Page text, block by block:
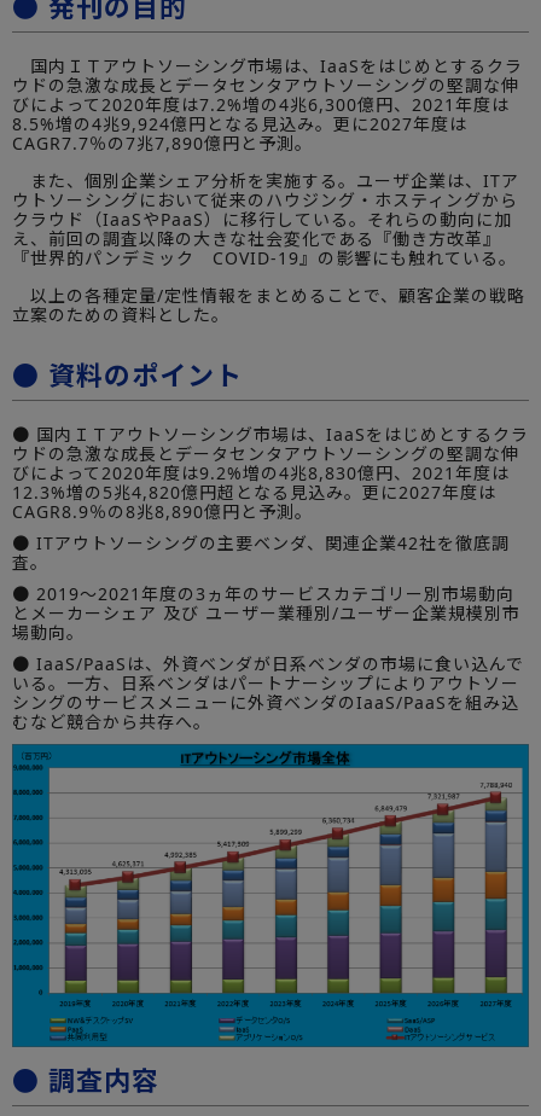
国内ＩＴアウトソーシング市場は、IaaSをはじめとするクラ
ウドの急激な成長とデータセンタアウトソーシングの堅調な伸
びによって2020年度は7.2%増の4兆6,300億円、2021年度は
8.5%増の4兆9,924億円となる見込み。更に2027年度は
CAGR7.7％の7兆7,890億円と予測。
また、個別企業シェア分析を実施する。ユーザ企業は、ITア
ウトソーシングにおいて従来のハウジング・ホスティングから
クラウド（IaaSやPaaS）に移行している。それらの動向に加
え、前回の調査以降の大きな社会変化である『働き方改革』
『世界的パンデミック COVID-19』の影響にも触れている。
以上の各種定量/定性情報をまとめることで、顧客企業の戦略
立案のための資料とした。
● 資料のポイント
● 国内ＩＴアウトソーシング市場は、IaaSをはじめとするクラ
ウドの急激な成長とデータセンタアウトソーシングの堅調な伸
びによって2020年度は9.2%増の4兆8,830億円、2021年度は
12.3%増の5兆4,820億円超となる見込み。更に2027年度は
CAGR8.9％の8兆8,890億円と予測。
● ITアウトソーシングの主要ベンダ、関連企業42社を徹底調
査。
● 2019～2021年度の3ヵ年のサービスカテゴリー別市場動向
とメーカーシェア 及び ユーザー業種別/ユーザー企業規模別市
場動向。
● IaaS/PaaSは、外資ベンダが日系ベンダの市場に食い込んで
いる。一方、日系ベンダはパートナーシップによりアウトソー
シングのサービスメニューに外資ベンダのIaaS/PaaSを組み込
むなど競合から共存へ。
● 調査内容